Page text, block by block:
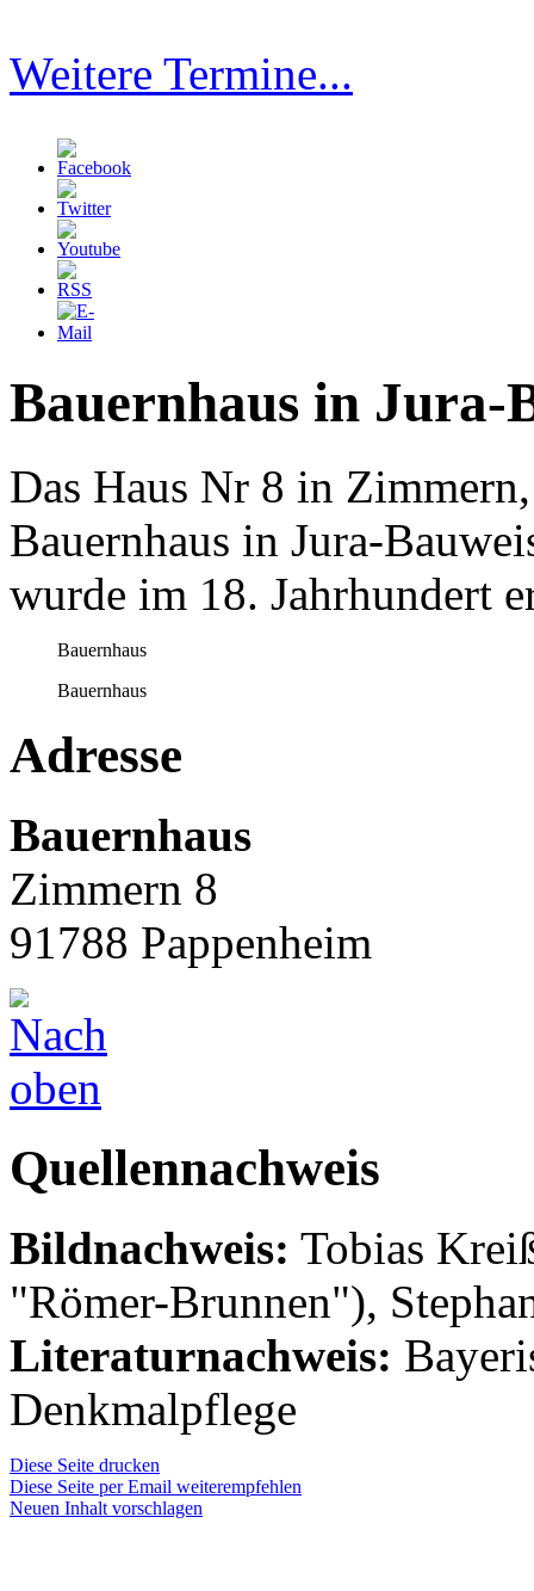
Weitere Termine...
Bauernhaus in Jura-
Das Haus Nr 8 in
Bauernhaus in Jura-
wurde im 18. Jahrhundert
Bauernhaus
Bauernhaus
Adresse
Bauernhaus
Zimmern 8
91788 Pappenheim
Quellennachweis
Bildnachweis: Tobias
"Römer-Brunnen"),
Literaturnachweis:
Denkmalpflege
Diese Seite drucken
Diese Seite per Email weiterempfehlen
Neuen Inhalt vorschlagen